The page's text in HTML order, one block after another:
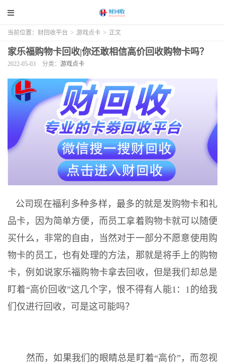
当前位置： 财回收平台 > 游戏点卡 > 正文
家乐福购物卡回收|你还敢相信高价回收购物卡吗？
2022-05-03 分类： 游戏点卡
公司现在福利多种多样，最多的就是发购物卡和礼
品卡，因为简单方便，而员工拿着购物卡就可以随便
买什么，非常的自由，当然对于一部分不愿意使用购
物卡的员工，也有处理的方法，那就是将手上的购物
卡，例如说家乐福购物卡拿去回收，但是我们却总是
盯着“高价回收”这几个字，恨不得有人能1：1的给我
们仅进行回收，可是这可能吗？
然而，如果我们的眼睛总是盯着“高价”，而忽视